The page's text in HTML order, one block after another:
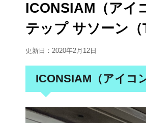
ICONSIAM（アイ
テップ サソーン
更新日： 2020年2月12日
ICONSIAM（アイコ